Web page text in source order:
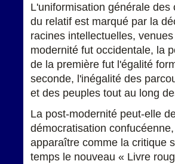
L'uniformisation générale
du relatif est marqué par la
racines intellectuelles,
modernité fut occidentale, la
de la première fut l'égalité
seconde, l'inégalité des
et des peuples tout au long
La post-modernité peut-elle
démocratisation
apparaître comme la critique
temps le nouveau « Livre